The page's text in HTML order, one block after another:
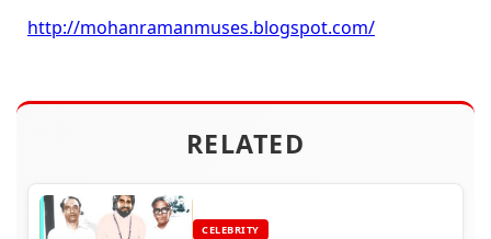
http://mohanramanmuses.blogspot.com/
RELATED
CELEBRITY